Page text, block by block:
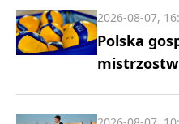
Polska
2026-08-07,